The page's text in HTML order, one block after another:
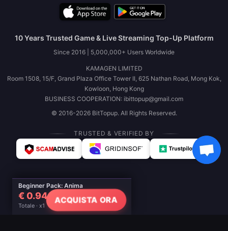
Beginner Pack: Anima
€ 0.94
Totale · x1
ACQUISTA ORA
10 Years Trusted Game & Live Streaming Top-Up Platform
Since 2016 | 5,000,000+ Users Worldwide
KAMAGEN LIMITED
Room 1508, 15/F, Grand Plaza Office Tower II, 625 Nathan Road, Mong Kok,
Kowloon, Hong Kong
BUSINESS COOPERATION: ibittopup@gmail.com
© 2016-2026 BitTopup. All Rights Reserved.
TRUSTED & VERIFIED BY